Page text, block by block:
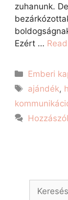
zuhanunk.
Ezért …
Emberi
ajándék,